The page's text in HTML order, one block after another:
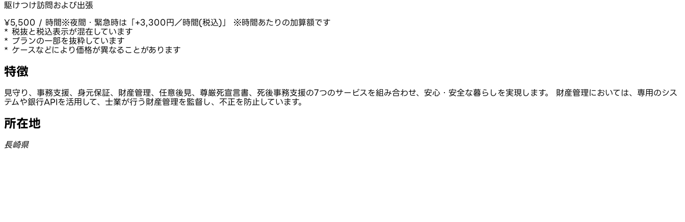
駆けつけ訪問および出張
¥5,500 / 時間※夜間・緊急時は「+3,300円／時間(税込)」 ※時間あたりの加算額です
* 税抜と税込表示が混在しています
* プランの一部を抜粋しています
* ケースなどにより価格が異なることがあります
特徴
見守り、事務支援、身元保証、財産管理、任意後見、尊厳死宣言書、死後事務支援の7つのサービスを組み合わせ、安心・安全な暮らしを実現します。 財産管理においては、専用のシス
テムや銀行APIを活用して、士業が行う財産管理を監督し、不正を防止しています。
所在地
長崎県